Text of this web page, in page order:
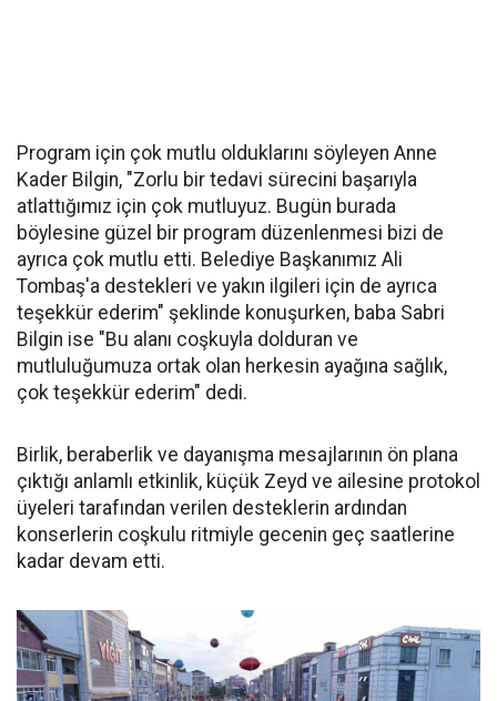
Program için çok mutlu olduklarını söyleyen Anne
Kader Bilgin, "Zorlu bir tedavi sürecini başarıyla
atlattığımız için çok mutluyuz. Bugün burada
böylesine güzel bir program düzenlenmesi bizi de
ayrıca çok mutlu etti. Belediye Başkanımız Ali
Tombaş'a destekleri ve yakın ilgileri için de ayrıca
teşekkür ederim" şeklinde konuşurken, baba Sabri
Bilgin ise "Bu alanı coşkuyla dolduran ve
mutluluğumuza ortak olan herkesin ayağına sağlık,
çok teşekkür ederim" dedi.
Birlik, beraberlik ve dayanışma mesajlarının ön plana
çıktığı anlamlı etkinlik, küçük Zeyd ve ailesine protokol
üyeleri tarafından verilen desteklerin ardından
konserlerin coşkulu ritmiyle gecenin geç saatlerine
kadar devam etti.